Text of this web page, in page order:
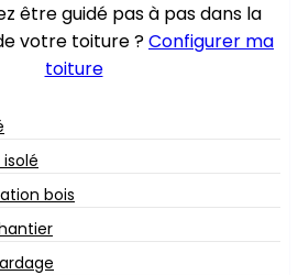
être guidé pas à pas dans la
votre toiture ?Configurer ma
toiture
bois